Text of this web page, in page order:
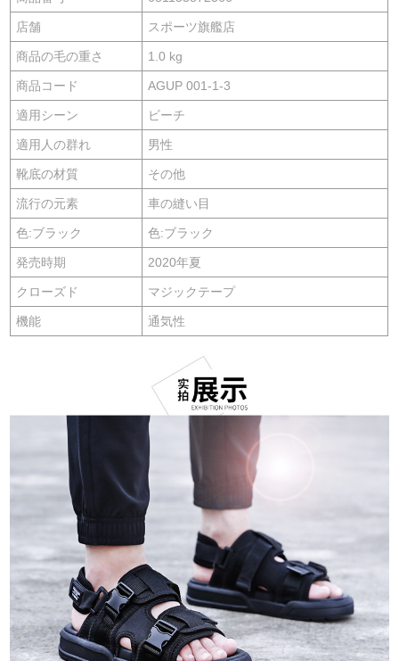
店舗 スポーツ旗艦店
商品の毛の重さ 1.0 kg
商品コード AGUP 001-1-3
適用シーン ビーチ
適用人の群れ 男性
靴底の材質 その他
流行の元素 車の縫い目
色:ブラック 色:ブラック
発売時期 2020年夏
クローズド マジックテープ
機能 通気性